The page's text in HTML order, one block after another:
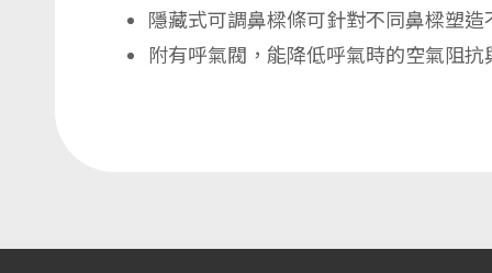
隱藏式可調鼻樑條可針對不同鼻樑塑
附有呼氣閥，能降低呼氣時的空氣阻